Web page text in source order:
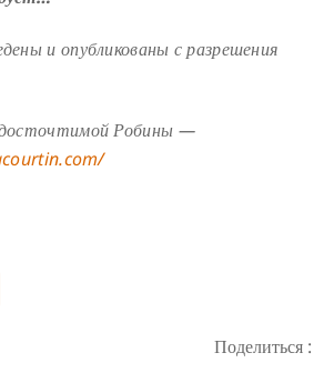
и опубликованы с разрешения
Робины —
Поделиться :